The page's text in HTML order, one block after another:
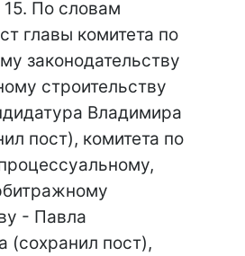
15. По словам
главы комитета по
законодательству
строительству
Владимира
пост), комитета по
- Павла
(сохранил пост),